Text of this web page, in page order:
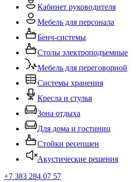
Кабинет руководителя
Мебель для персонала
Бенч-системы
Столы электроподъемные
Мебель для переговорной
Системы хранения
Кресла и стулья
Зона отдыха
Для дома и гостиниц
Стойки ресепшен
Акустические решения
+7 383 284 07 57